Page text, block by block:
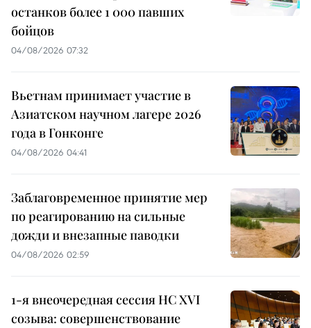
останков более 1 000 павших
бойцов
04/08/2026 07:32
Вьетнам принимает участие в
Азиатском научном лагере 2026
года в Гонконге
04/08/2026 04:41
Заблаговременное принятие мер
по реагированию на сильные
дожди и внезапные паводки
04/08/2026 02:59
1-я внеочередная сессия НС XVI
созыва: совершенствование